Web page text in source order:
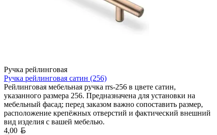
Ручка рейлинговая
Ручка рейлинговая сатин (256)
Рейлинговая мебельная ручка rrs-256 в цвете сатин,
указанного размера 256. Предназначена для установки на
мебельный фасад; перед заказом важно сопоставить размер,
расположение крепёжных отверстий и фактический внешний
вид изделия с вашей мебелью.
4,00